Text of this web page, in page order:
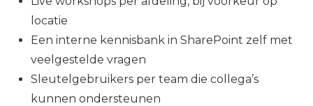
locatie
Een interne kennisbank in SharePoint zelf met
veelgestelde vragen
Sleutelgebruikers per team die collega’s
kunnen ondersteunen